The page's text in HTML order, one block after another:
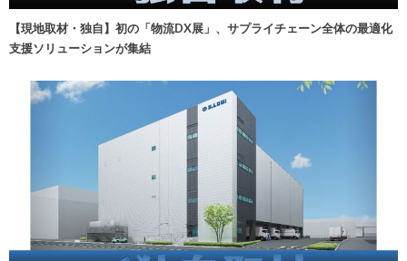
【現地取材・独自】初の「物流DX展」、サプライチェーン全体の最適化
支援ソリューションが集結